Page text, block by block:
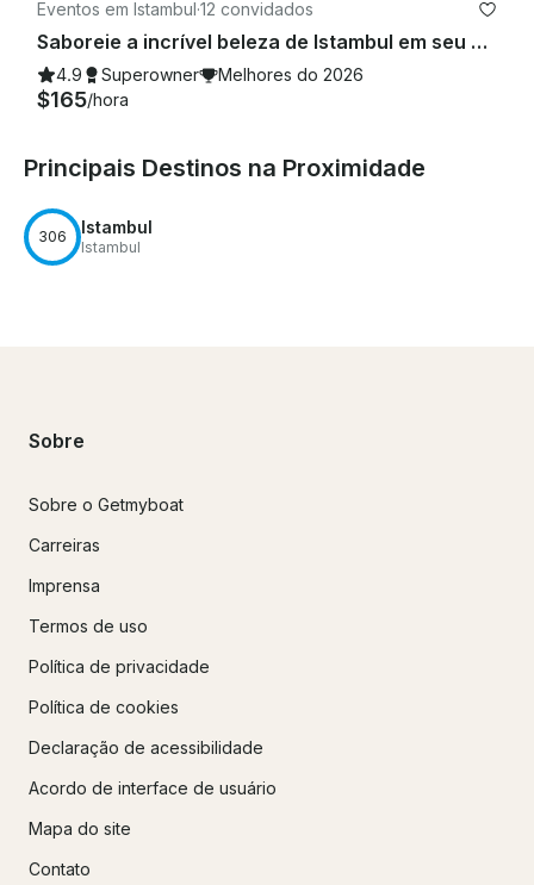
Eventos em Istambul·12 convidados
Saboreie a incrível beleza de Istambul em seu próprio iate exclusivo!
4.9 Superowner Melhores do 2026
$165/hora
Principais Destinos na Proximidade
306 Istambul
Istambul
Sobre
Sobre o Getmyboat
Carreiras
Imprensa
Termos de uso
Política de privacidade
Política de cookies
Declaração de acessibilidade
Acordo de interface de usuário
Mapa do site
Contato